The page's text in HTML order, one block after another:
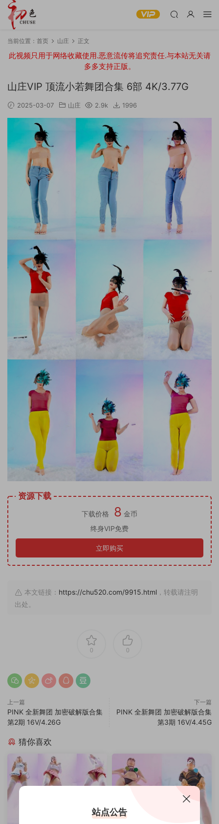
当前位置： 首页 山庄 正文
此视频只用于网络收藏使用.恶意流传将追究责任.与本站无关请
多多支持正版。
山庄VIP 顶流小若舞团合集 6部 4K/3.77G
2025-03-07 山庄 2.9k 1996
资源下载
下载价格 8 金币
终身VIP免费
立即购买
本文链接： https://chu520.com/9915.html ，转载请注明
出处。
0 0
上一篇
PINK 全新舞团 加密破解版合集
第2期 16V/4.26G
下一篇
PINK 全新舞团 加密破解版合集
第3期 16V/4.45G
猜你喜欢
站点公告